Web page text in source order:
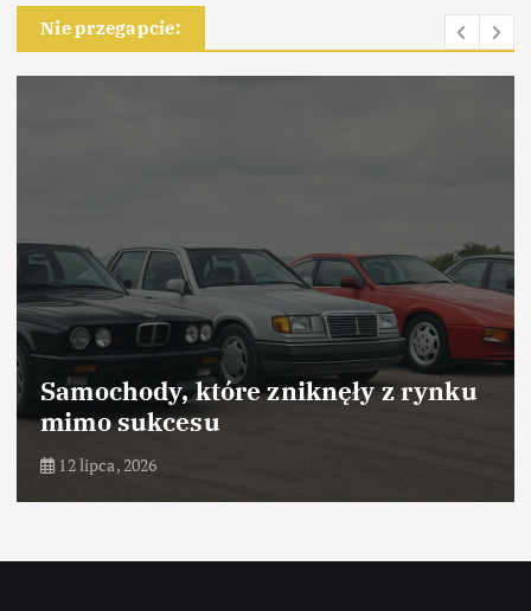
Nie przegapcie:
Samochody, które zniknęły z rynku
mimo sukcesu
12 lipca, 2026